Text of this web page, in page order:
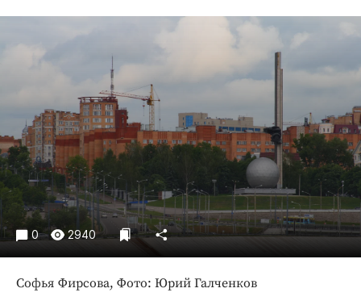
Недвижимость и ЖКХ
Образование
Общество
Погода
Праздники
Происшествия
Спорт
Экономика и бизнес
ПРОЕКТЫ
Блоги
0 2940
Софья Фирсова, Фото: Юрий Галченков